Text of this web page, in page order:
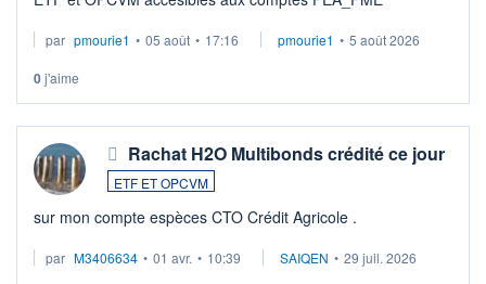
par pmourie1 • 05 août • 17:16 pmourie1 • 5 août 2026
0j'aime
Rachat H2O Multibonds crédité ce jour
ETF ET OPCVM
sur mon compte espèces CTO Crédit Agricole .
par M3406634 • 01 avr. • 10:39 SAIQEN • 29 juil. 2026